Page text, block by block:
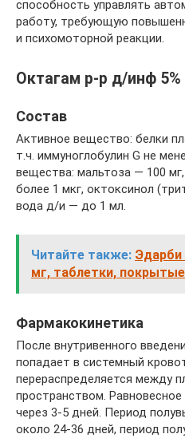
способность управлять
работу, требующую
и психомоторной реакции.
Октагам р-р д/инф
Состав
Активное вещество: белки
т.ч. иммуноглобулин G не
вещества: мальтоза — 100
более 1 мкг, октоксинол
вода д/и — до 1 мл.
Читайте также: Эдарби
мг, таблетки,
Фармакокинетика
После внутривенного
попадает в системный
перераспределяется между
пространством.
через 3-5 дней. Период
около 24-36 дней, период